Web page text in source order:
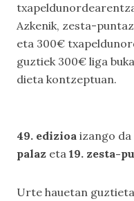
Azkenik, zesta-
eta 300€
guztiek 300€ liga
dieta kontzeptuan.
49. edizioa izango
palaz eta 19. zesta-
Urte hauetan